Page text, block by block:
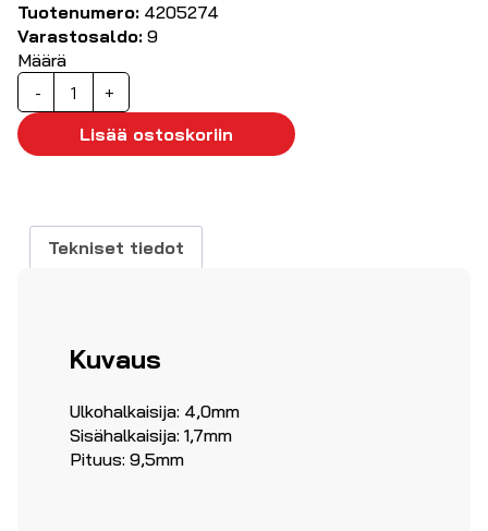
Tuotenumero: 4205274
Varastosaldo: 9
Määrä
-
DC-
pistoke
4,0/1,7mm
määrä
+
Lisää ostoskoriin
Tekniset tiedot
Kuvaus
Ulkohalkaisija: 4,0mm
Sisähalkaisija: 1,7mm
Pituus: 9,5mm